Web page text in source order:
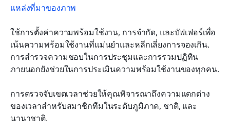
แหล่งที่มาของภาพ
ใช้การตั้งค่าความพร้อมใช้งาน, การจำกัด, และบัฟเฟอร์เพื่อ
เน้นความพร้อมใช้งานที่แม่นยำและหลีกเลี่ยงการจองเกิน.
การสำรวจความชอบในการประชุมและการรวมปฏิทิน
ภายนอกยังช่วยในการประเมินความพร้อมใช้งานของทุกคน.
การตรวจจับเขตเวลาช่วยให้คุณพิจารณาถึงความแตกต่าง
ของเวลาสำหรับสมาชิกทีมในระดับภูมิภาค, ชาติ, และ
นานาชาติ.